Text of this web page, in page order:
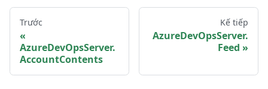
Trước
AzureDevOpsServer.
AccountContents
Kế tiếp
AzureDevOpsServer.
Feed